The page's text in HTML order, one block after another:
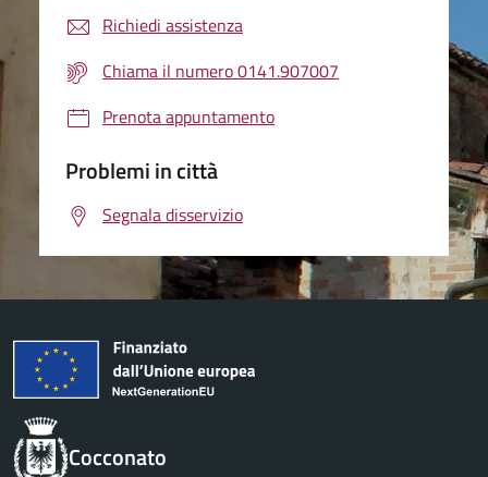
Richiedi assistenza
Chiama il numero 0141.907007
Prenota appuntamento
Problemi in città
Segnala disservizio
Cocconato